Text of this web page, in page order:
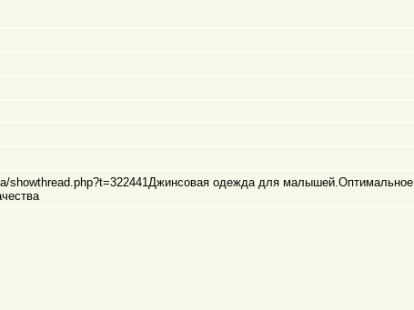
showthread.php?t=322441Джинсовая одежда для малышей.Оптимальное